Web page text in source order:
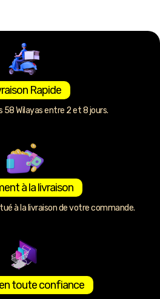
Rapide
58 Wilayas entre 2 et 8 jours.
à la livraison
à la livraison de votre commande.
toute confiance